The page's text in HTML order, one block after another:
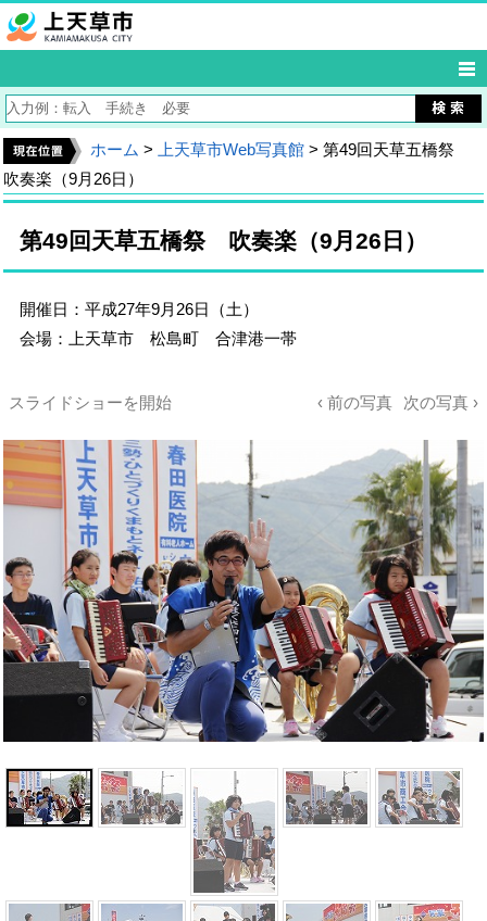
ホーム > 上天草市Web写真館 > 第49回天草五橋祭
吹奏楽（9月26日）
第49回天草五橋祭 吹奏楽（9月26日）
開催日：平成27年9月26日（土）
会場：上天草市 松島町 合津港一帯
スライドショーを開始 ‹ 前の写真 次の写真 ›